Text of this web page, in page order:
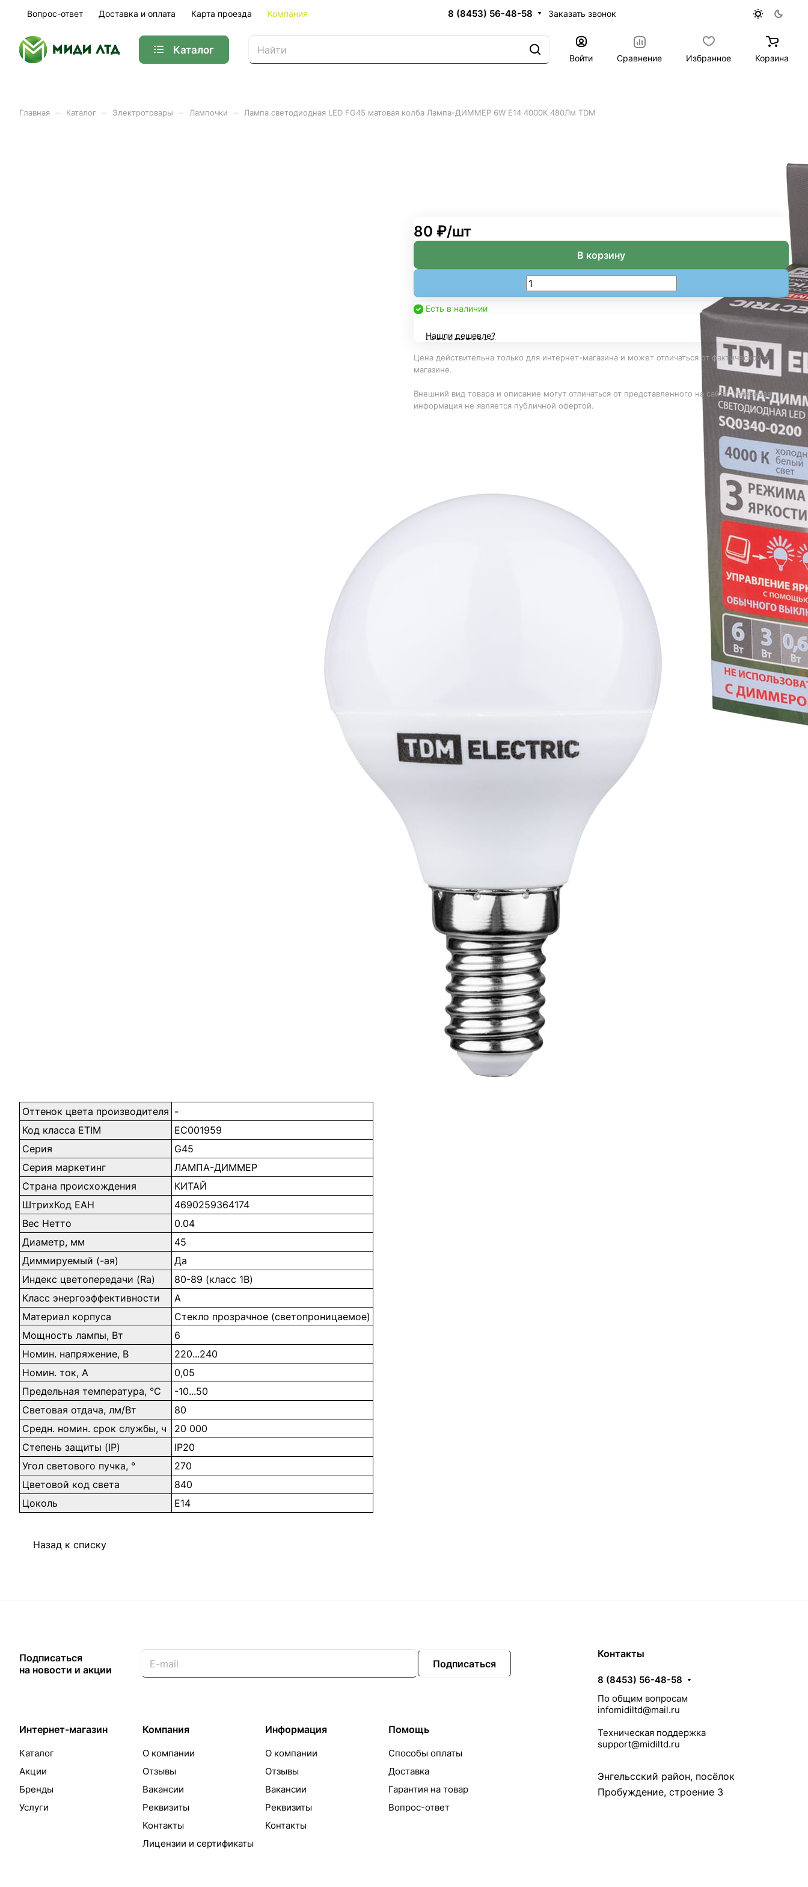
Вопрос-ответ Доставка и оплата Карта проезда Компания 8 (8453) 56-48-58 Заказать звонок
Каталог
Войти Сравнение Избранное Корзина
Главная Каталог Электротовары Лампочки Лампа светодиодная LED FG45 матовая колба Лампа-ДИММЕР 6W Е14 4000К 480Лм TDM
80 ₽/шт
В корзину
Есть в наличии
Нашли дешевле?
Цена действительна только для интернет-магазина и может отличаться от фактической в
магазине.
Внешний вид товара и описание могут отличаться от представленного на сайте. Указанная
информация не является публичной офертой.
Лампа-диммер позволяет регулировать яркость освещения при помощи обычного выключателя. Не надо дополнительно устанавливать диммеры
(регуляторы яркости), не надо использовать пульт, чтобы изменить световой поток лампы – достаточно несколько раз выключить и включить лампу-диммер:
первое включение – лампа-диммер светит на полную мощность (100% максимального светового потока);
второе включение – переходит в режим половины мощности (50%);
ВАЖНО! Если лампу-диммер оставить в выключенном состоянии более чем на 10 секунд, при следующем включении она автоматически перейдет в режим
Лампа-диммер не только поможет создать настроение, задавая подобающий случаю уровень освещенности, но и сэкономит больше электроэнергии в
сравнении с другими светодиодными лампами, так как при снижении яркости свечения лампы снижается потребляемая мощность, а значит, сокращается
Естественный свет не портит зрение, благодаря равномерному распределению светового потока лампы не слепят глаза.
Экологически безопасны – не содержат ртути и других вредных веществ; не требуют специальной утилизации.
Оттенок цвета производителя -
Код класса ETIM
EC001959
Серия
G45
Серия маркетинг
ЛАМПА-ДИММЕР
Страна происхождения
КИТАЙ
ШтрихКод ЕАН
4690259364174
Вес Нетто
0.04
Диаметр, мм
45
Диммируемый (-ая)
Да
Индекс цветопередачи (Ra)
80-89 (класс 1B)
Класс энергоэффективности
A
Материал корпуса
Стекло прозрачное (светопроницаемое)
Мощность лампы, Вт
6
Номин. напряжение, В
220...240
Номин. ток, А
0,05
Предельная температура, °C
-10...50
Световая отдача, лм/Вт
80
Средн. номин. срок службы, ч
20 000
Степень защиты (IP)
IP20
Угол светового пучка, °
270
Цветовой код света
840
Цоколь
E14
Назад к списку
Подписаться
на новости и акции
Подписаться
Интернет-магазин
Каталог
Акции
Бренды
Услуги
Компания
О компании
Отзывы
Вакансии
Реквизиты
Контакты
Лицензии и сертификаты
Информация
О компании
Отзывы
Вакансии
Реквизиты
Контакты
Помощь
Способы оплаты
Доставка
Гарантия на товар
Вопрос-ответ
Контакты
8 (8453) 56-48-58
По общим вопросам
infomidiltd@mail.ru
Техническая поддержка
support@midiltd.ru
Энгельсский район, посёлок
Пробуждение, строение 3